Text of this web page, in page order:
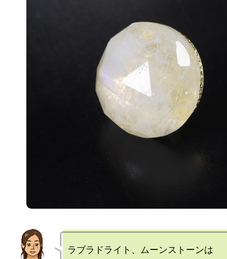
ラブラドライト、ムーンストーンは